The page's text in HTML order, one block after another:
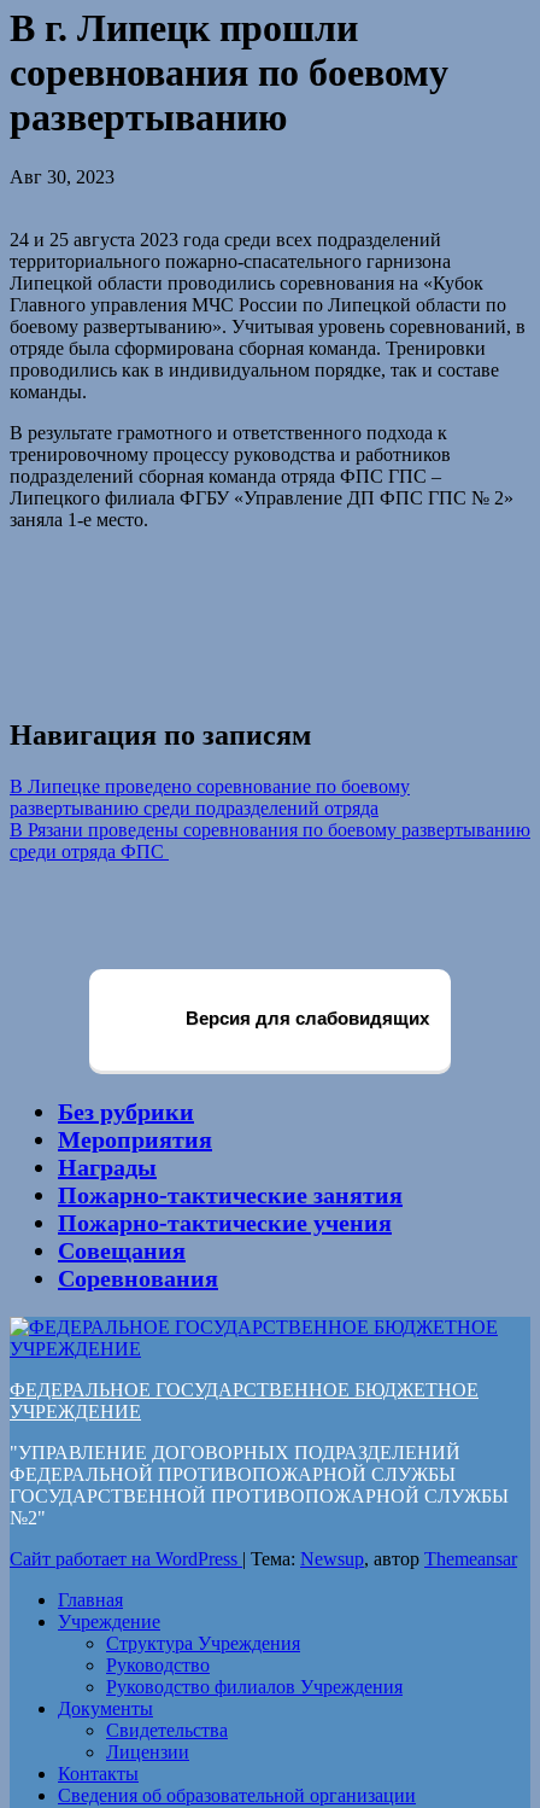
В г. Липецк прошли
соревнования по боевому
развертыванию
Авг 30, 2023
24 и 25 августа 2023 года среди всех подразделений
территориального пожарно-спасательного гарнизона
Липецкой области проводились соревнования на «Кубок
Главного управления МЧС России по Липецкой области по
боевому развертыванию». Учитывая уровень соревнований, в
отряде была сформирована сборная команда. Тренировки
проводились как в индивидуальном порядке, так и составе
команды.
В результате грамотного и ответственного подхода к
тренировочному процессу руководства и работников
подразделений сборная команда отряда ФПС ГПС –
Липецкого филиала ФГБУ «Управление ДП ФПС ГПС № 2»
заняла 1-е место.
Навигация по записям
В Липецке проведено соревнование по боевому
развертыванию среди подразделений отряда
В Рязани проведены соревнования по боевому развертыванию
среди отряда ФПС
Версия для слабовидящих
Без рубрики
Мероприятия
Награды
Пожарно-тактические занятия
Пожарно-тактические учения
Совещания
Соревнования
ФЕДЕРАЛЬНОЕ ГОСУДАРСТВЕННОЕ БЮДЖЕТНОЕ
УЧРЕЖДЕНИЕ
"УПРАВЛЕНИЕ ДОГОВОРНЫХ ПОДРАЗДЕЛЕНИЙ
ФЕДЕРАЛЬНОЙ ПРОТИВОПОЖАРНОЙ СЛУЖБЫ
ГОСУДАРСТВЕННОЙ ПРОТИВОПОЖАРНОЙ СЛУЖБЫ
№2"
Сайт работает на WordPress | Тема: Newsup, автор Themeansar
Главная
Учреждение
Структура Учреждения
Руководство
Руководство филиалов Учреждения
Документы
Свидетельства
Лицензии
Контакты
Сведения об образовательной организации